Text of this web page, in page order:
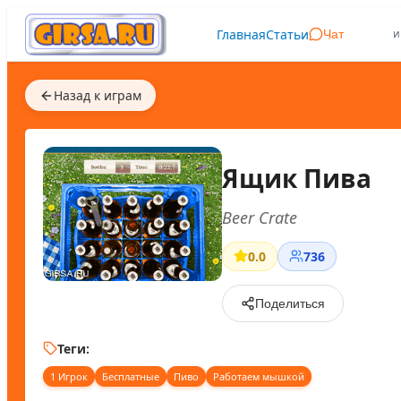
ГлавнаяСтатьи Чат
Назад к играм
Ящик Пива
Beer Crate
0.0 736
Поделиться
Теги:
1 Игрок Бесплатные Пиво Работаем мышкой